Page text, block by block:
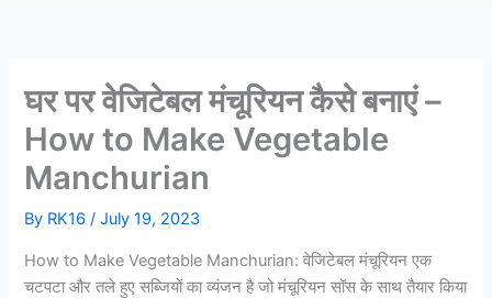
घर पर वेजिटेबल मंचूरियन कैसे बनाएं –
How to Make Vegetable
Manchurian
By RK16/July 19, 2023
How to Make Vegetable Manchurian: वेजिटेबल मंचूरियन एक
चटपटा और तले हुए सब्जियों का व्यंजन है जो मंचूरियन सॉस के साथ तैयार किया